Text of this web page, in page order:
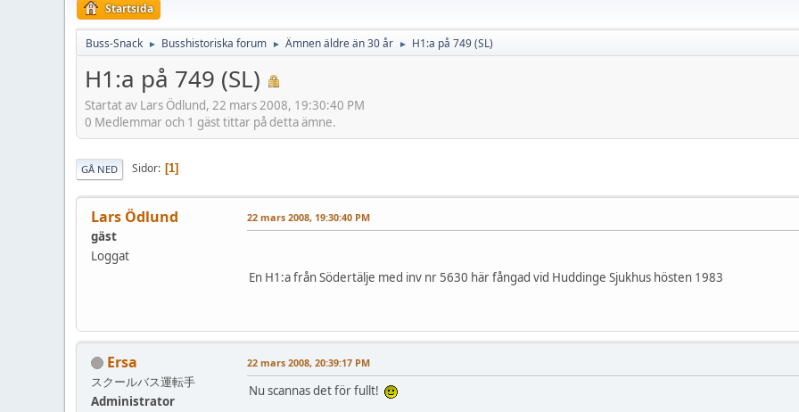
Startsida
Buss-Snack ► Busshistoriska forum ► Ämnen äldre än 30 år ► H1:a på 749 (SL)
H1:a på 749 (SL)
Startat av Lars Ödlund, 22 mars 2008, 19:30:40 PM
0 Medlemmar och 1 gäst tittar på detta ämne.
GÅ NED Sidor 1
Lars Ödlund
gäst
Loggat
22 mars 2008, 19:30:40 PM
En H1:a från Södertälje med inv nr 5630 här fångad vid Huddinge Sjukhus hösten 1983
Ersa
スクールバス運転手
Administrator
22 mars 2008, 20:39:17 PM
Nu scannas det för fullt!